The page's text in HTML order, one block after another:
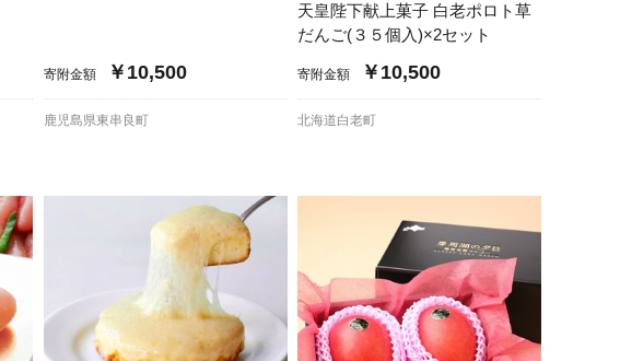
寄附金額 ￥10,500
鹿児島県東串良町
天皇陛下献上菓子 白老ポロト草
だんご(３５個入)×2セット
寄附金額 ￥10,500
北海道白老町